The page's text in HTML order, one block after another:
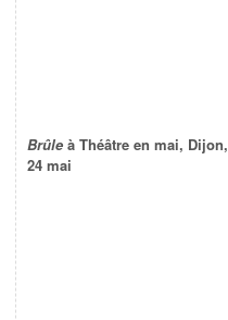
Brûle à Théâtre en mai,
24 mai